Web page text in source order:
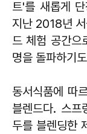
트'를 새롭게
지난 2018년
드 체험 공간으
명을 돌파하기
동서식품에 따
블렌드다. 스프
두를 블렌딩한